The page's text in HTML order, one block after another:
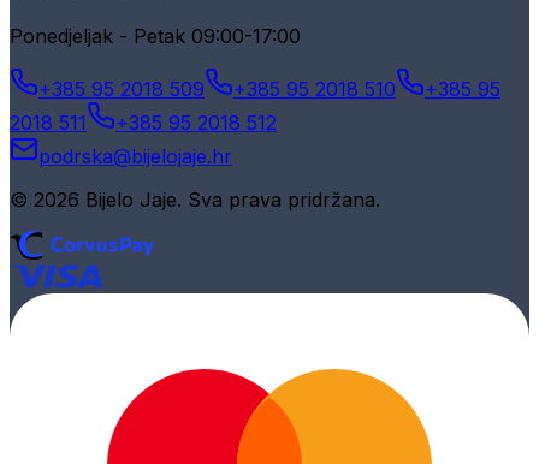
Ponedjeljak - Petak 09:00-17:00
+385 95 2018 509 +385 95 2018 510
+385 95
2018 511
+385 95 2018 512
podrska@bijelojaje.hr
© 2026 Bijelo Jaje. Sva prava pridržana.